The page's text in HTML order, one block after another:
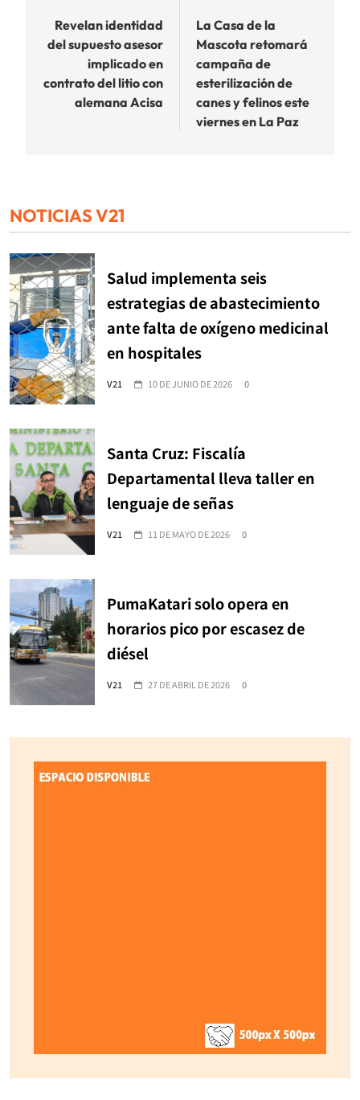
de
entradas
Revelan identidad
del supuesto asesor
implicado en
contrato del litio con
alemana Acisa
La Casa de la
Mascota retomará
campaña de
esterilización de
canes y felinos este
viernes en La Paz
NOTICIAS V21
Salud implementa seis
estrategias de abastecimiento
ante falta de oxígeno medicinal
en hospitales
V21 10 DE JUNIO DE 2026 0
Santa Cruz: Fiscalía
Departamental lleva taller en
lenguaje de señas
V21 11 DE MAYO DE 2026 0
PumaKatari solo opera en
horarios pico por escasez de
diésel
V21 27 DE ABRIL DE 2026 0